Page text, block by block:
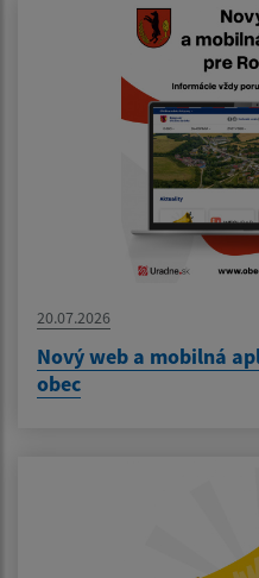
20.07.2026
Nový web a mobilná
obec